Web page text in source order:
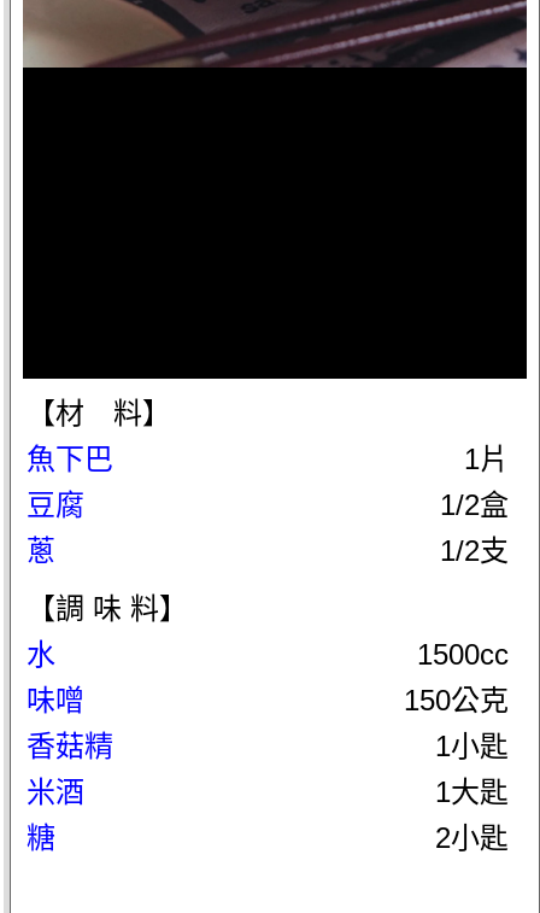
【材 料】
魚下巴
1片
豆腐
1/2盒
蔥
1/2支
【調 味 料】
水
1500cc
味噌
150公克
香菇精
1小匙
米酒
1大匙
糖
2小匙